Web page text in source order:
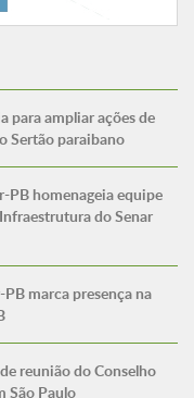
para ampliar ações de
Sertão paraibano
PB homenageia equipe
do Senar
marca presença na
reunião do Conselho
São Paulo